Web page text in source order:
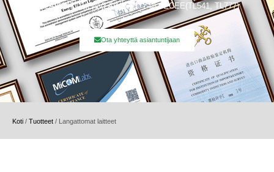
A2LA(6947.01), NVLAP(600177-0), IECEE(TL541, TL777)
Ota yhteyttä asiantuntijaan
Koti / Tuotteet / Langattomat laitteet